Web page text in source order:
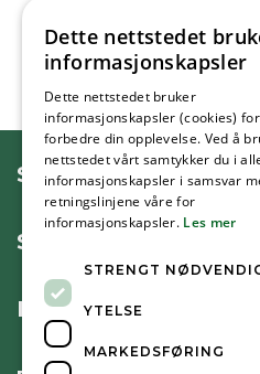
Ja
SNAKK MED OSS
SKRIV TIL OSS
BESØK OSS
Dette nettstedet
informasjonskapsler
Dette nettstedet bruker
informasjonskapsler (cookies)
forbedre din opplevelse. Ved å
nettstedet vårt samtykker du i
informasjonskapsler i samsvar
retningslinjene våre for
informasjonskapsler. Les mer
STRENGT
YTELSE
MARKEDSFØRING